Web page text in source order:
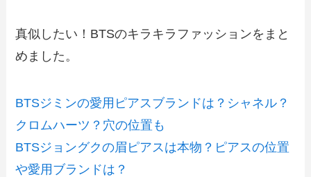
真似したい！BTSのキラキラファッションをまと
めました。
BTSジミンの愛用ピアスブランドは？シャネル？
クロムハーツ？穴の位置も
BTSジョングクの眉ピアスは本物？ピアスの位置
や愛用ブランドは？